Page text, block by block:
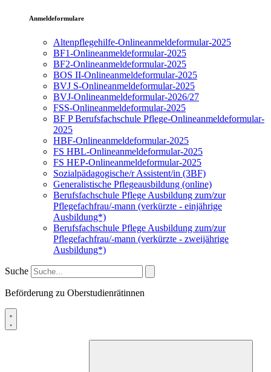
Anmeldeformulare
Altenpflegehilfe-Onlineanmeldeformular-2025
BF1-Onlineanmeldeformular-2025
BF2-Onlineanmeldeformular-2025
BOS II-Onlineanmeldeformular-2025
BVJ S-Onlineanmeldeformular-2025
BVJ-Onlineanmeldeformular-2026/27
FSS-Onlineanmeldeformular-2025
BF P Berufsfachschule Pflege-Onlineanmeldeformular-
2025
HBF-Onlineanmeldeformular-2025
FS HBL-Onlineanmeldeformular-2025
FS HEP-Onlineanmeldeformular-2025
Sozialpädagogische/r Assistent/in (3BF)
Generalistische Pflegeausbildung (online)
Berufsfachschule Pflege Ausbildung zum/zur
Pflegefachfrau/-mann (verkürzte - einjährige
Ausbildung*)
Berufsfachschule Pflege Ausbildung zum/zur
Pflegefachfrau/-mann (verkürzte - zweijährige
Ausbildung*)
Suche
Beförderung zu Oberstudienrätinnen